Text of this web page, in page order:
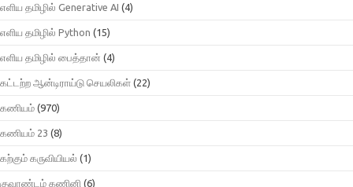
எளிய தமிழில் Generative AI (4)
எளிய தமிழில் Python (15)
எளிய தமிழில் பைத்தான் (4)
கட்டற்ற ஆன்டிராய்டு செயலிகள் (22)
கணியம் (970)
கணியம் 23 (8)
கற்கும் கருவியியல் (1)
குவாண்டம் கணினி (6)